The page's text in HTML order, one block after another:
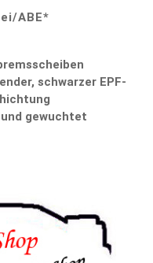
ABE*
schwarzer EPF-
gewuchtet